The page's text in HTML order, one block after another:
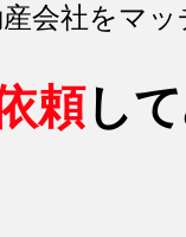
会社をマ
頼し